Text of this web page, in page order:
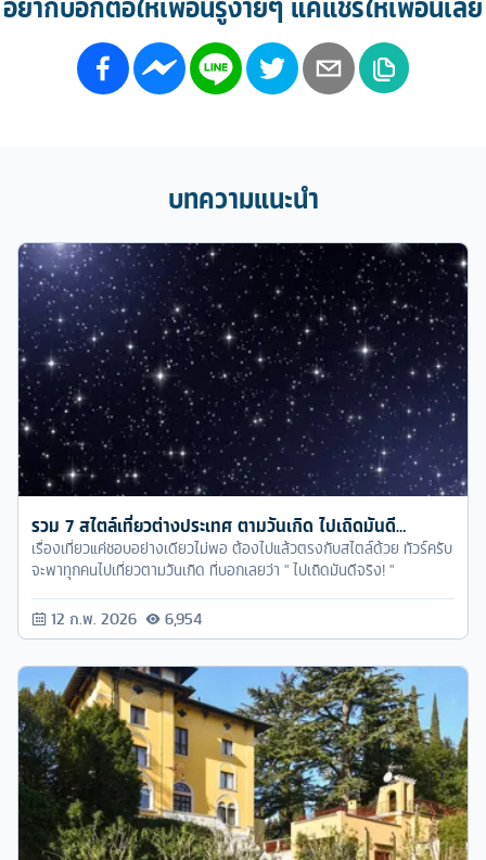
บทความแนะนำ
รวม 7 สไตล์เที่ยวต่างประเทศ ตามวันเกิด ไปเถิดมันดี…
เรื่องเที่ยวแค่ชอบอย่างเดียวไม่พอ ต้องไปแล้วตรงกับสไตล์ด้วย ทัวร์ครับ
จะพาทุกคนไปเที่ยวตามวันเกิด ที่บอกเลยว่า " ไปเถิดมันดีจริง! "
12 ก.พ. 2026 6,954